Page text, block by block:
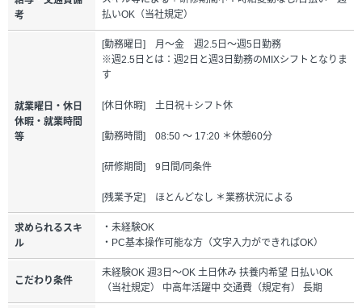
考
払いOK（当社規定）
就業曜日・休日
休暇・就業時間
等
[勤務曜日] 月～金 週2.5日～週5日勤務
※週2.5日とは：週2日と週3日勤務のMIXシフトとなりま
す
[休日休暇] 土日祝＋シフト休
[勤務時間] 08:50 ～ 17:20 ＊休憩60分
[研修期間] 9日間/同条件
[残業予定] ほとんどなし ＊業務状況による
求められるスキ
ル
・未経験OK
・PC基本操作可能な方（文字入力ができればOK）
こだわり条件
未経験OK 週3日～OK 土日休み 扶養内希望 日払いOK
（当社規定） 中高年活躍中 交通費（規定有） 長期